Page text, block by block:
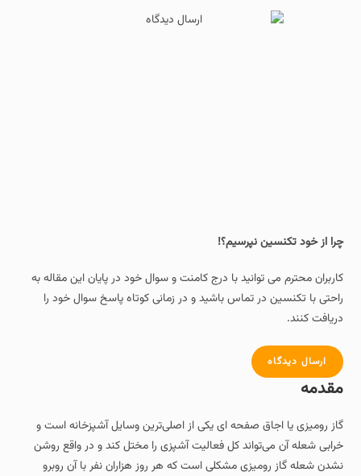
چرا از خود تکنسین نپرسیم؟!
کاربران محترم می توانید با درج کامنت و سوال خود در پایان این مقاله به
راحتی با تکنسین در تماس باشید و در زمانی کوتاه پاسخ سوال خود را
دریافت کنند.
ارسال دیدگاه
مقدمه
گاز رومیزی یا اجاق صفحه‌ ای یکی از اصلی‌ترین وسایل آشپزخانه است و
خرابی شعله آن می‌تواند کل فعالیت آشپزی را مختل کند و در واقع روشن
نشدن شعله گاز رومیزی مشکلی است که هر روز هزاران نفر با آن روبرو